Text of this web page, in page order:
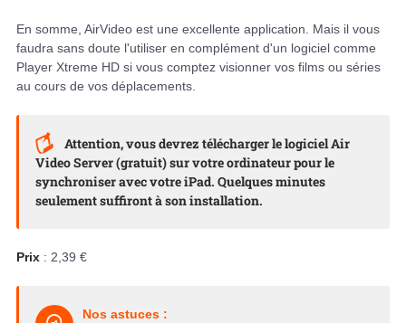
En somme, AirVideo est une excellente application. Mais il vous
faudra sans doute l'utiliser en complément d'un logiciel comme
Player Xtreme HD si vous comptez visionner vos films ou séries
au cours de vos déplacements.
Attention, vous devrez télécharger le logiciel Air
Video Server (gratuit) sur votre ordinateur pour le
synchroniser avec votre iPad. Quelques minutes
seulement suffiront à son installation.
Prix : 2,39 €
Nos astuces :